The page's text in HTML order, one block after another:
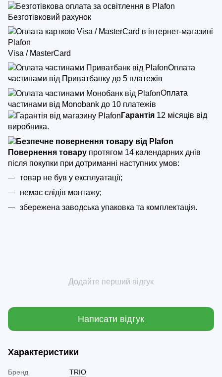
Безготівковий рахунок
Visa / MasterCard
Оплата
частинами від Приватбанку до 5 платежів
Оплата
частинами від Monobank до 10 платежів
Гарантія 12 місяців від
виробника.
Повернення товару протягом 14 календарних днів
після покупки при дотриманні наступних умов:
товар не був у експлуатації;
немає слідів монтажу;
збережена заводська упаковка та комплектація.
Додайте перший відгук
Написати відгук
Характеристики
Бренд
TRIO